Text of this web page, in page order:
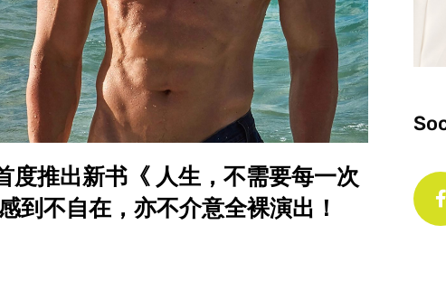
度推出新书《 人生，不需要每一次
到不自在，亦不介意全裸演出！
c